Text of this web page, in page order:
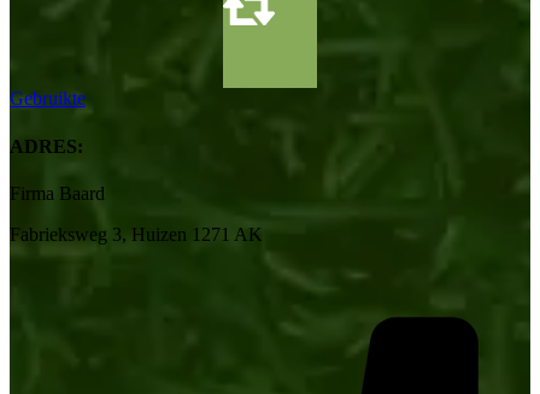
Gebruikte
ADRES:
Firma Baard
Fabrieksweg 3, Huizen 1271 AK